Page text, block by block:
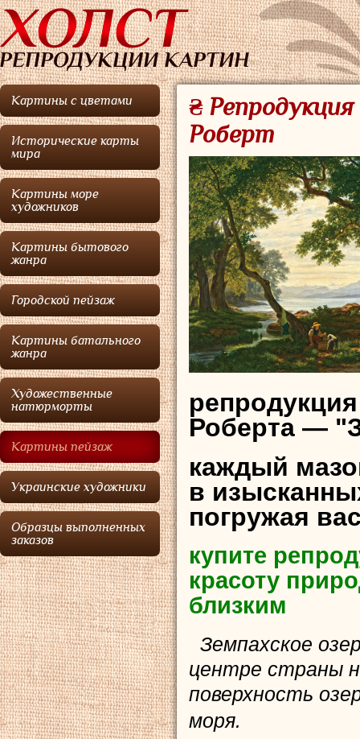
Картины с цветами
Исторические карты
мира
Картины море
художников
Картины бытового
жанра
Городской пейзаж
Картины батального
жанра
Художественные
натюрморты
Картины пейзаж
Украинские художники
Образцы выполненных
заказов
₴
Роберт
Роберта —
каждый
в
погружая
купите
красоту
близким
Земпахское
центре страны
поверхность
моря.